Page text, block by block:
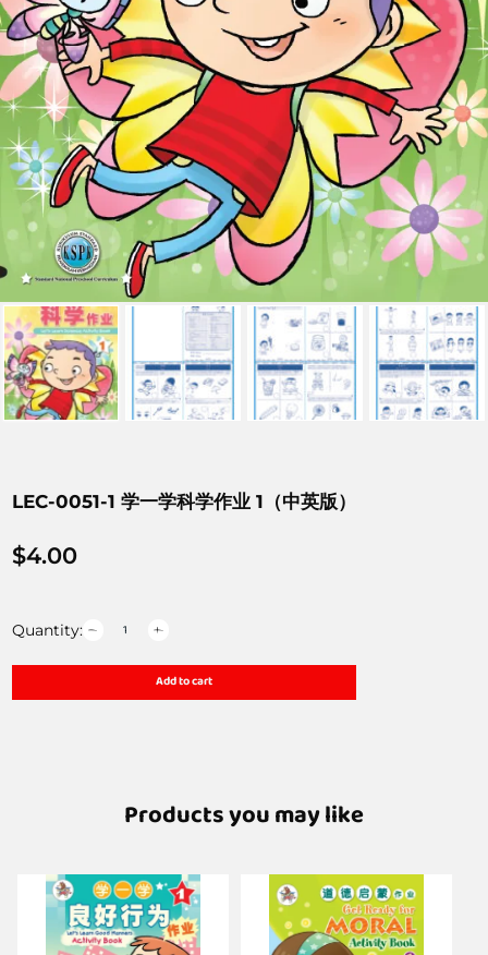
LEC-0051-1 学一学科学作业 1（中英版）
$4.00
Quantity:
Add to cart
Products you may like